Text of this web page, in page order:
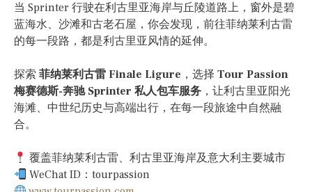
当 Sprinter 行驶在利古里亚海岸与丘陵道路上，窗外是碧
蓝海水、沙滩和古老石屋，你会发现，前往菲纳莱利古雷
的每一段路，都是利古里亚风情的延伸。
探索 菲纳莱利古雷 Finale Ligure ，选择 Tour Passion
梅赛德斯-奔驰 Sprinter 私人包车服务 ，让利古里亚阳光
海滩、中世纪历史与高端出行，在每一段旅途中自然融
合。
覆盖菲纳莱利古雷、利古里亚海岸及意大利主要城市
WeChat ID：tourpassion